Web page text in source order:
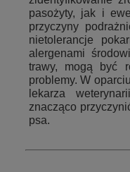
pasożyty, jak i
przyczyny
nietolerancje
alergenami
trawy, mogą być
problemy. W
lekarza
znacząco
psa.